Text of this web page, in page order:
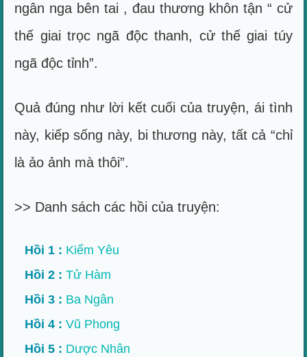
ngân nga bên tai , đau thương khôn tận “ cử
thế giai trọc ngã độc thanh, cử thế giai túy
ngã độc tỉnh”.
Quả đúng như lời kết cuối của truyện, ái tình
này, kiếp sống này, bi thương này, tất cả “chỉ
là ảo ảnh mà thôi”.
>> Danh sách các hồi của truyện:
Hồi 1 : Kiếm Yêu
Hồi 2 : Tử Hàm
Hồi 3 : Ba Ngân
Hồi 4 : Vũ Phong
Hồi 5 : Dược Nhân